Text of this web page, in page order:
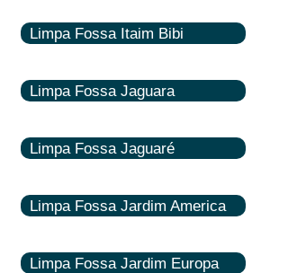
Limpa Fossa Itaim Bibi
Limpa Fossa Jaguara
Limpa Fossa Jaguaré
Limpa Fossa Jardim America
Limpa Fossa Jardim Europa